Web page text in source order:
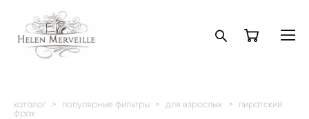
каталог > популярные фильтры > для взрослых >
пиратский
фрак